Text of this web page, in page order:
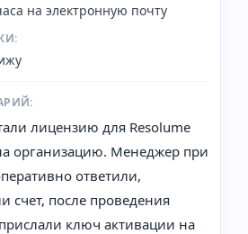
на электронную почту
лицензию для Resolume
организацию. Менеджер при
ответили,
счет, после проведения
ключ активации на